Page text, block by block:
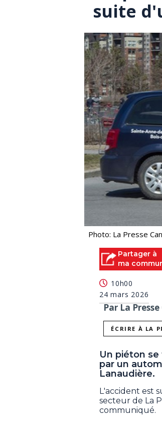
suite
Photo: La Presse
Partager à
ma
10h00
24 mars 2026
Par La
ÉCRIRE À LA
Un piéton
par un
Lanaudière.
L'accident est
secteur de La
communiqué.